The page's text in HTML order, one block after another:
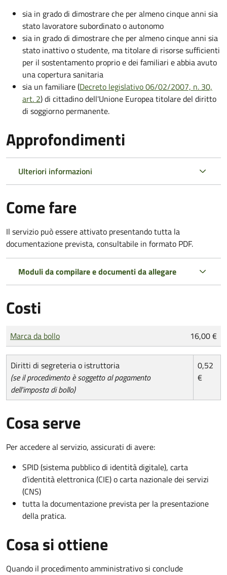
sia in grado di dimostrare che per almeno cinque anni sia
stato lavoratore subordinato o autonomo
sia in grado di dimostrare che per almeno cinque anni sia
stato inattivo o studente, ma titolare di risorse sufficienti
per il sostentamento proprio e dei familiari e abbia avuto
una copertura sanitaria
sia un familiare (Decreto legislativo 06/02/2007, n. 30,
art. 2) di cittadino dell'Unione Europea titolare del diritto
di soggiorno permanente.
Approfondimenti
Ulteriori informazioni
Come fare
Il servizio può essere attivato presentando tutta la
documentazione prevista, consultabile in formato PDF.
Moduli da compilare e documenti da allegare
Costi
Tipo di pagamento
Importo
Marca da bollo 16,00 €
Diritti di segreteria o istruttoria
(se il procedimento è soggetto al pagamento
dell'imposta di bollo)
0,52
€
Cosa serve
Per accedere al servizio, assicurati di avere:
SPID (sistema pubblico di identità digitale), carta
d’identità elettronica (CIE) o carta nazionale dei servizi
(CNS)
tutta la documentazione prevista per la presentazione
della pratica.
Cosa si ottiene
Quando il procedimento amministrativo si conclude